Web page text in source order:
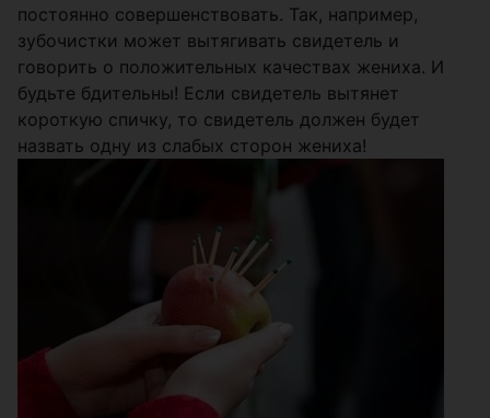
постоянно совершенствовать. Так, например,
зубочистки может вытягивать свидетель и
говорить о положительных качествах жениха. И
будьте бдительны! Если свидетель вытянет
короткую спичку, то свидетель должен будет
назвать одну из слабых сторон жениха!